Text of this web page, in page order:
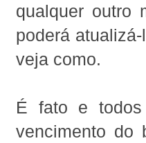
qualquer outro
poderá
veja como.
É fato e
vencimento do